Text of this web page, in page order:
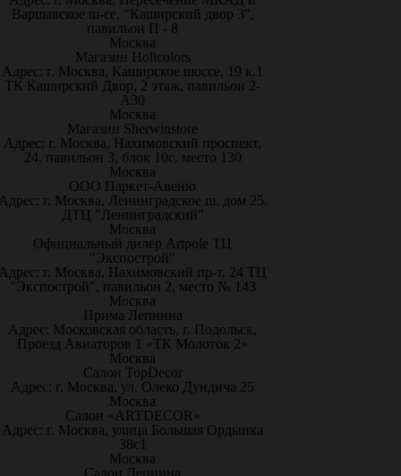
Варшавское ш-се, "Каширский двор 3",
павильон П - 8
Москва
Магазин Holicolors
Адрес: г. Москва, Каширское шоссе, 19 к.1
ТК Каширский Двор, 2 этаж, павильон 2-
А30
Москва
Магазин Sherwinstore
Адрес: г. Москва, Нахимовский проспект,
24, павильон 3, блок 10с, место 130
Москва
ООО Паркет-Авeню
г. Москва, Ленинградское ш, дом 25.
ДТЦ "Ленинградский"
Москва
Официальный дилер Artpole ТЦ
"Экспострой"
г. Москва, Нахимовский пр-т, 24 ТЦ
"Экспострой", павильон 2, место № 143
Москва
Прима Лепнина
Адрес: Московская область, г. Подольск,
Проезд Авиаторов 1 «ТК Молоток 2»
Москва
Салон TopDecor
Адрес: г. Москва, ул. Олеко Дундича 25
Москва
Салон «ARTDECOR»
Адрес: г. Москва, улица Большая Ордынка
38с1
Москва
Салон Лепнина